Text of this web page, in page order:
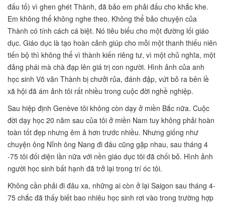
đấu tố) vì ghen ghét Thành, đã bảo em phải đấu cho khắc khe.
Em không thể không nghe theo. Không thể bảo chuyện của
Thành có tính cách cá biệt. Nó tiêu biểu cho một đường lối giáo
dục. Giáo dục là tạo hoàn cảnh giúp cho mỗi một thanh thiếu niên
tiến bộ thì không thể vì thành kiến riêng tư, vì một chủ nghĩa, một
đảng phái mà chà đạp lên giá trị con người. Hình ảnh của anh
học sinh Võ văn Thành bị chưởi rủa, đánh đập, vứt bỏ ra bên lề
xã hội đã ám ảnh tôi rất nhiều trong cuộc đời nghề nghiệp.
Sau hiệp định Genève tôi không còn dạy ở miền Bắc nữa. Cuộc
đời dạy học 20 năm sau của tôi ở miền Nam tuy không phải hoàn
toàn tốt đẹp nhưng êm ả hơn trước nhiều. Nhưng giống như
chuyện ông Nỉnh ông Nang đi đâu cũng gặp nhau, sau tháng 4
-75 tôi đối diện lần nữa với nền giáo dục tôi đã chối bỏ. Hình ảnh
người học sinh bất hạnh đã trở lại trong trí óc tôi.
Không cần phải đi đâu xa, những ai còn ở lại Saigon sau tháng 4-
75 chắc đã thấy biết bao nhiêu học sinh rơi vào trong trường hợp